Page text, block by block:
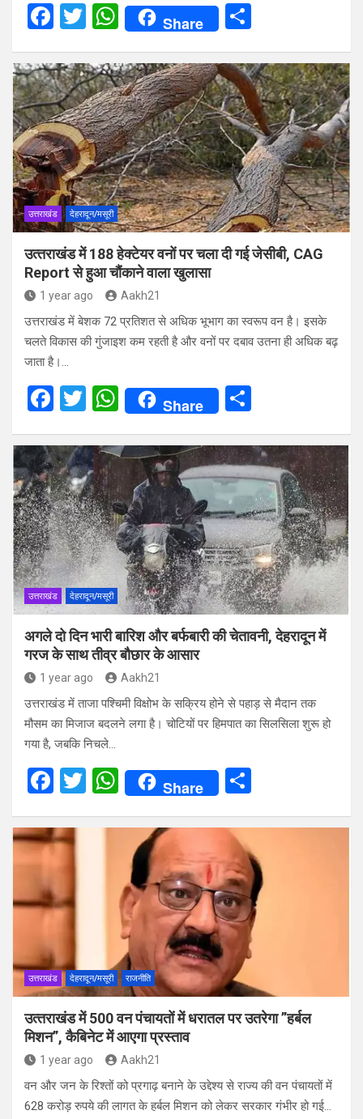
F
ce
b
o
o
k
T
tt
er
W
h
at
s
A
p
p
Share
ar
e
उत्तराखंड देहरादून/मसूरी
उत्‍तराखंड में 188 हेक्टेयर वनों पर चला दी गई जेसीबी, CAG
Report से हुआ चौंकाने वाला खुलासा
1 year ago Aakh21
उत्तराखंड में बेशक 72 प्रतिशत से अधिक भूभाग का स्वरूप वन है। इसके
चलते विकास की गुंजाइश कम रहती है और वनों पर दबाव उतना ही अधिक बढ़
जाता है।…
F
ce
b
o
o
k
T
tt
er
W
h
at
s
A
p
p
Share
ar
e
उत्तराखंड देहरादून/मसूरी
अगले दो दिन भारी बारिश और बर्फबारी की चेतावनी, देहरादून में
गरज के साथ तीव्र बौछार के आसार
1 year ago Aakh21
उत्तराखंड में ताजा पश्चिमी विक्षोभ के सक्रिय होने से पहाड़ से मैदान तक
मौसम का मिजाज बदलने लगा है। चोटियों पर हिमपात का सिलसिला शुरू हो
गया है, जबकि निचले…
F
ce
b
o
o
k
T
tt
W
h
at
s
A
p
p
Share
ar
e
उत्तराखंड देहरादून/मसूरी राजनीति
उत्‍तराखंड में 500 वन पंचायतों में धरातल पर उतरेगा ”हर्बल
मिशन”, कैबिनेट में आएगा प्रस्ताव
1 year ago Aakh21
वन और जन के रिश्तों को प्रगाढ़ बनाने के उद्देश्य से राज्य की वन पंचायतों में
628 करोड़ रुपये की लागत के हर्बल मिशन को लेकर सरकार गंभीर हो गई…